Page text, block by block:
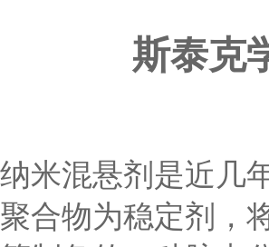
斯泰克
纳米混悬剂是近几
聚合物为稳定剂，